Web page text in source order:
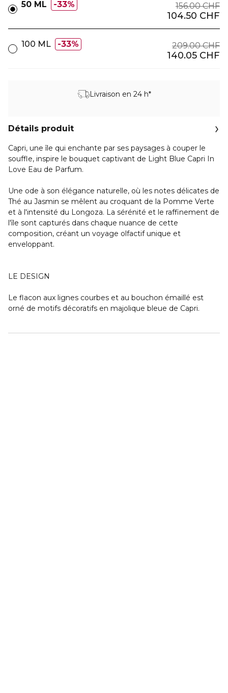
50 ML 33% 156.00 CHF
104.50 CHF
100 ML 33% 209.00 CHF
140.05 CHF
Livraison en 24 h*
Détails produit
Capri, une île qui enchante par ses paysages à couper le
souffle, inspire le bouquet captivant de Light Blue Capri In
Love Eau de Parfum.
Une ode à son élégance naturelle, où les notes délicates de
Thé au Jasmin se mêlent au croquant de la Pomme Verte
et à l'intensité du Longoza. La sérénité et le raffinement de
l'île sont capturés dans chaque nuance de cette
composition, créant un voyage olfactif unique et
enveloppant.
LE DESIGN
Le flacon aux lignes courbes et au bouchon émaillé est
orné de motifs décoratifs en majolique bleue de Capri.